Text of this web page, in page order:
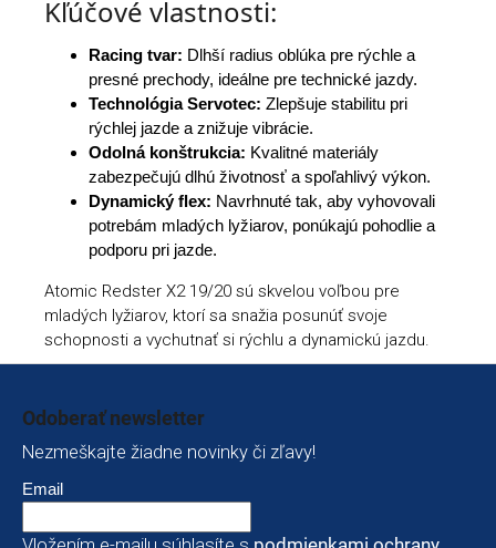
Kľúčové vlastnosti:
Racing tvar: Dlhší radius oblúka pre rýchle a
presné prechody, ideálne pre technické jazdy.
Technológia Servotec: Zlepšuje stabilitu pri
rýchlej jazde a znižuje vibrácie.
Odolná konštrukcia: Kvalitné materiály
zabezpečujú dlhú životnosť a spoľahlivý výkon.
Dynamický flex: Navrhnuté tak, aby vyhovovali
potrebám mladých lyžiarov, ponúkajú pohodlie a
podporu pri jazde.
Atomic Redster X2 19/20 sú skvelou voľbou pre
mladých lyžiarov, ktorí sa snažia posunúť svoje
schopnosti a vychutnať si rýchlu a dynamickú jazdu.
Odoberať newsletter
Nezmeškajte žiadne novinky či zľavy!
Email